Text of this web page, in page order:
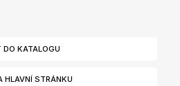
DO KATALOGU
HLAVNÍ STRÁNKU